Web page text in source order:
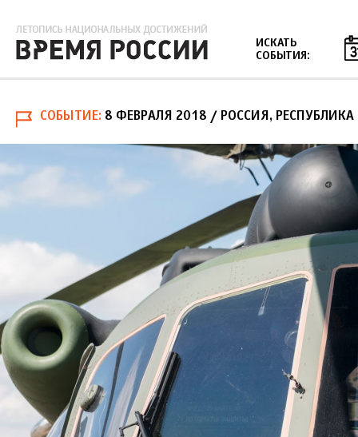
ИСКАТЬ
СОБЫТИЯ:
СОБЫТИЕ 8 ФЕВРАЛЯ 2018 / РОССИЯ,